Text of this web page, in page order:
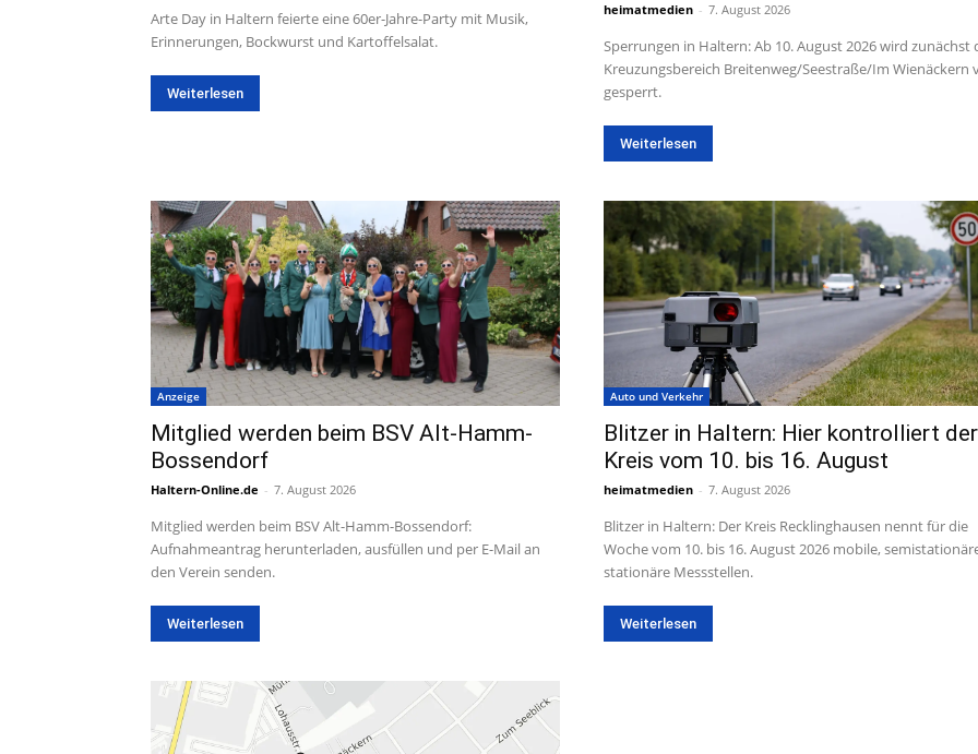
Arte Day in Haltern feierte eine 60er-Jahre-Party mit Musik,
Erinnerungen, Bockwurst und Kartoffelsalat.
Weiterlesen
heimatmedien - 7. August 2026
Sperrungen in Haltern: Ab 10. August 2026 wird zunächst
Kreuzungsbereich Breitenweg/Seestraße/Im Wienäckern
gesperrt.
Weiterlesen
Anzeige
Mitglied werden beim BSV Alt-Hamm-
Bossendorf
Haltern-Online.de - 7. August 2026
Mitglied werden beim BSV Alt-Hamm-Bossendorf:
Aufnahmeantrag herunterladen, ausfüllen und per E-Mail an
den Verein senden.
Weiterlesen
Auto und Verkehr
Blitzer in Haltern: Hier kontrolliert der
Kreis vom 10. bis 16. August
heimatmedien - 7. August 2026
Blitzer in Haltern: Der Kreis Recklinghausen nennt für die
Woche vom 10. bis 16. August 2026 mobile,
stationäre Messstellen.
Weiterlesen